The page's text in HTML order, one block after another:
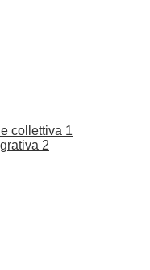
collettiva 1
2